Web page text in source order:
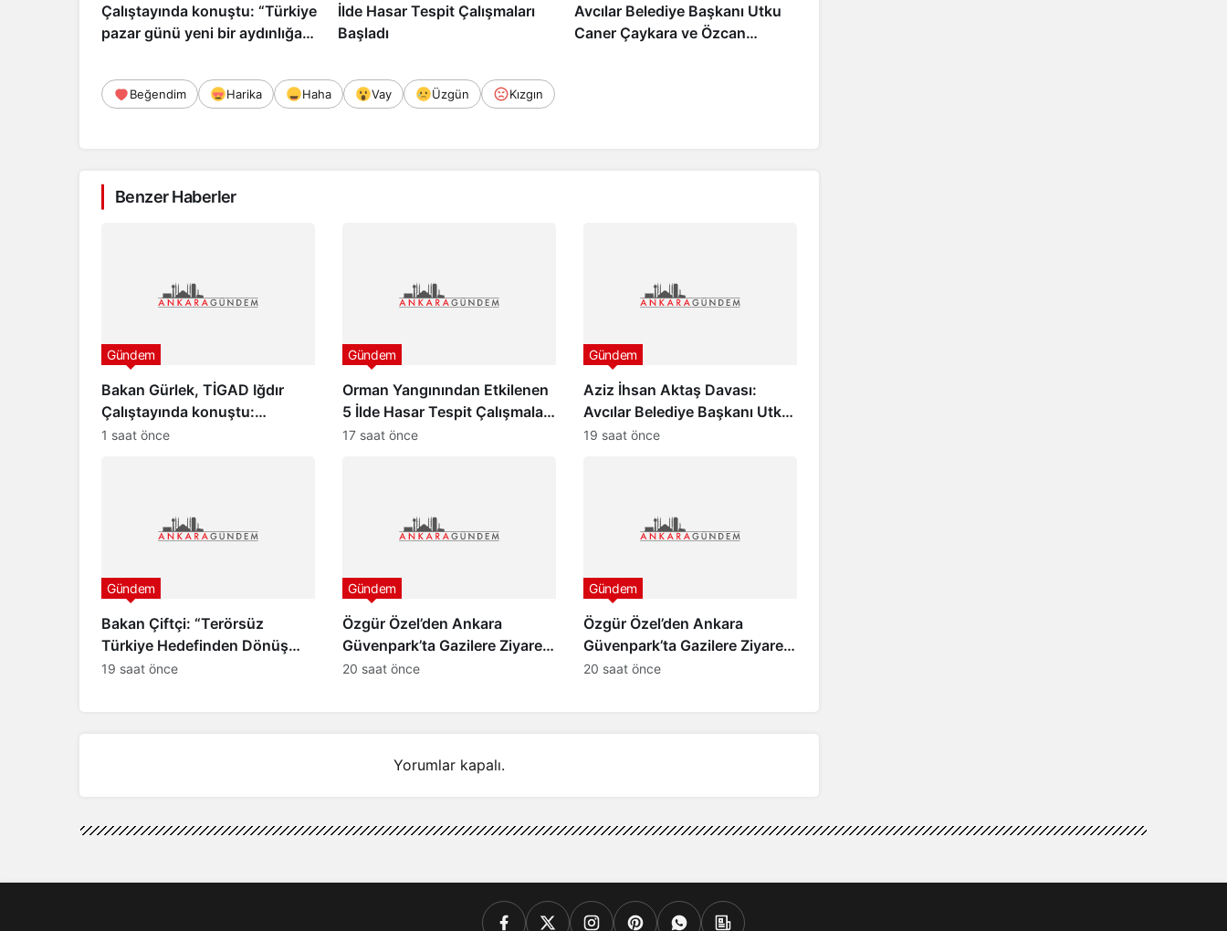
Çalıştayında konuştu: “Türkiye
pazar günü yeni bir aydınlığa
İlde Hasar Tespit Çalışmaları
Başladı
Avcılar Belediye Başkanı Utku
Caner Çaykara ve Özcan
Beğendim Harika Haha Vay Üzgün Kızgın
Benzer Haberler
Bakan Gürlek, TİGAD Iğdır
Çalıştayında konuştu:
“Türkiye pazar günü yeni bir
Gündem
1 saat önce
Orman Yangınından Etkilenen
5 İlde Hasar Tespit Çalışmaları
Başladı
Gündem
17 saat önce
Aziz İhsan Aktaş Davası:
Avcılar Belediye Başkanı Utku
Caner Çaykara ve Özcan
Gündem
19 saat önce
Bakan Çiftçi: “Terörsüz
Türkiye Hedefinden Dönüş
Yoktur”
Gündem
19 saat önce
Özgür Özel’den Ankara
Güvenpark’ta Gazilere Ziyaret
ve “Çerçeve Yasa” Mesajı
Gündem
20 saat önce
Özgür Özel’den Ankara
Güvenpark’ta Gazilere Ziyaret
ve “Çerçeve Yasa” Mesajı
Gündem
20 saat önce
Yorumlar kapalı.